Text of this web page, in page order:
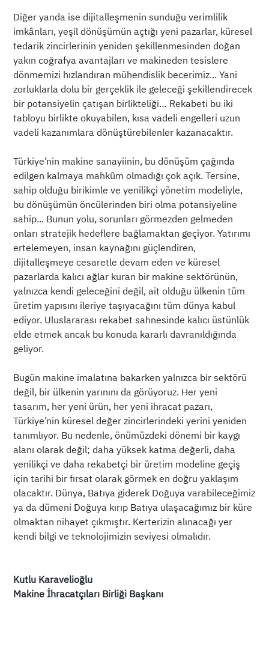
Diğer yanda ise dijitalleşmenin sunduğu verimlilik
imkânları, yeşil dönüşümün açtığı yeni pazarlar, küresel
tedarik zincirlerinin yeniden şekillenmesinden doğan
yakın coğrafya avantajları ve makineden tesislere
dönmemizi hızlandıran mühendislik becerimiz... Yani
zorluklarla dolu bir gerçeklik ile geleceği şekillendirecek
bir potansiyelin çatışan birlikteliği… Rekabeti bu iki
tabloyu birlikte okuyabilen, kısa vadeli engelleri uzun
vadeli kazanımlara dönüştürebilenler kazanacaktır.
Türkiye’nin makine sanayiinin, bu dönüşüm çağında
edilgen kalmaya mahkûm olmadığı çok açık. Tersine,
sahip olduğu birikimle ve yenilikçi yönetim modeliyle,
bu dönüşümün öncülerinden biri olma potansiyeline
sahip... Bunun yolu, sorunları görmezden gelmeden
onları stratejik hedeflere bağlamaktan geçiyor. Yatırımı
ertelemeyen, insan kaynağını güçlendiren,
dijitalleşmeye cesaretle devam eden ve küresel
pazarlarda kalıcı ağlar kuran bir makine sektörünün,
yalnızca kendi geleceğini değil, ait olduğu ülkenin tüm
üretim yapısını ileriye taşıyacağını tüm dünya kabul
ediyor. Uluslararası rekabet sahnesinde kalıcı üstünlük
elde etmek ancak bu konuda kararlı davranıldığında
geliyor.
Bugün makine imalatına bakarken yalnızca bir sektörü
değil, bir ülkenin yarınını da görüyoruz. Her yeni
tasarım, her yeni ürün, her yeni ihracat pazarı,
Türkiye’nin küresel değer zincirlerindeki yerini yeniden
tanımlıyor. Bu nedenle, önümüzdeki dönemi bir kaygı
alanı olarak değil; daha yüksek katma değerli, daha
yenilikçi ve daha rekabetçi bir üretim modeline geçiş
için tarihi bir fırsat olarak görmek en doğru yaklaşım
olacaktır. Dünya, Batıya giderek Doğuya varabileceğimiz
ya da dümeni Doğuya kırıp Batıya ulaşacağımız bir küre
olmaktan nihayet çıkmıştır. Kerterizin alınacağı yer
kendi bilgi ve teknolojimizin seviyesi olmalıdır.
Kutlu Karavelioğlu
​Makine İhracatçıları Birliği Başkanı